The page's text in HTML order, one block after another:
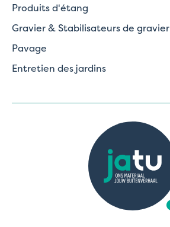
Produits d'étang
Gravier & Stabilisateurs de gravier
Pavage
Entretien des jardins